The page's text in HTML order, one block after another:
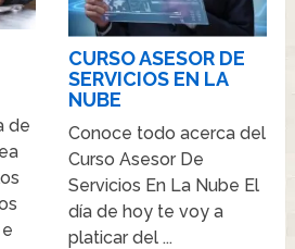
de
CURSO ASESOR DE
SERVICIOS EN LA
NUBE
Conoce todo acerca del
Curso Asesor De
Servicios En La Nube El
día de hoy te voy a
platicar del ...